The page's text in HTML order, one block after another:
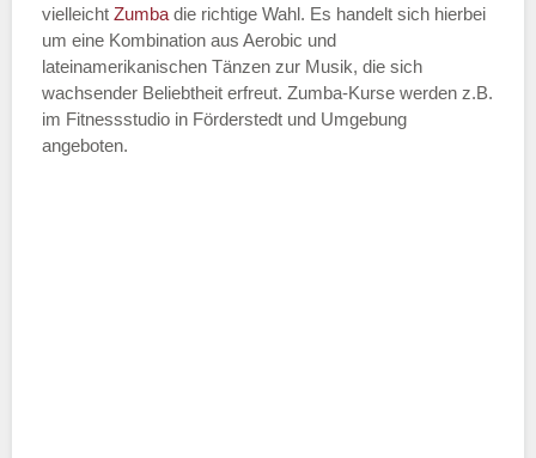
vielleicht Zumba die richtige Wahl. Es handelt sich hierbei
um eine Kombination aus Aerobic und
lateinamerikanischen Tänzen zur Musik, die sich
wachsender Beliebtheit erfreut. Zumba-Kurse werden z.B.
im Fitnessstudio in Förderstedt und Umgebung
angeboten.